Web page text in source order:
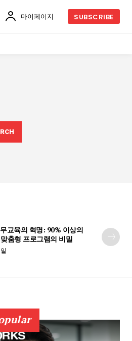
마이페이지 SUBSCRIBE
교육의 혁명: 90% 이상의
춤형 프로그램의 비밀